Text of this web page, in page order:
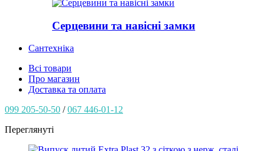
Серцевини та навісні замки
Сантехніка
Всі товари
Про магазин
Доставка та оплата
099 205-50-50 /067 446-01-12
Переглянуті